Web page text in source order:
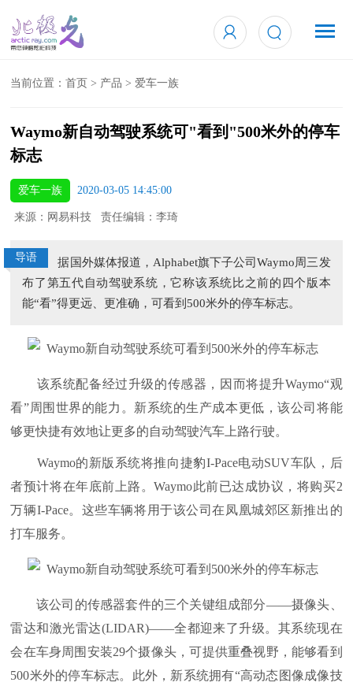
当前位置：首页 > 产品 >爱车一族
Waymo新自动驾驶系统可"看到"500米外的停车
标志
爱车一族 2020-03-05 14:45:00
来源：网易科技 责任编辑：李琦
导语
据国外媒体报道，Alphabet旗下子公司Waymo周三发
布了第五代自动驾驶系统，它称该系统比之前的四个版本
能“看”得更远、更准确，可看到500米外的停车标志。
该系统配备经过升级的传感器，因而将提升Waymo“观
看”周围世界的能力。新系统的生产成本更低，该公司将能
够更快捷有效地让更多的自动驾驶汽车上路行驶。
Waymo的新版系统将推向捷豹I-Pace电动SUV车队，后
者预计将在年底前上路。Waymo此前已达成协议，将购买2
万辆I-Pace。这些车辆将用于该公司在凤凰城郊区新推出的
打车服务。
该公司的传感器套件的三个关键组成部分——摄像头、
雷达和激光雷达(LIDAR)——全都迎来了升级。其系统现在
会在车身周围安装29个摄像头，可提供重叠视野，能够看到
500米外的停车标志。此外，新系统拥有“高动态图像成像技